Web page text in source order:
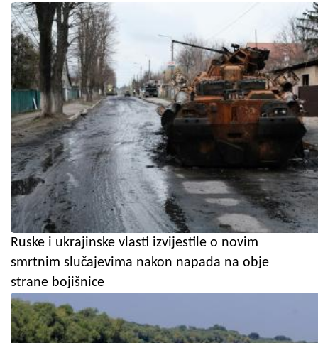
Ruske i ukrajinske vlasti izvijestile o novim
smrtnim slučajevima nakon napada na obje
strane bojišnice